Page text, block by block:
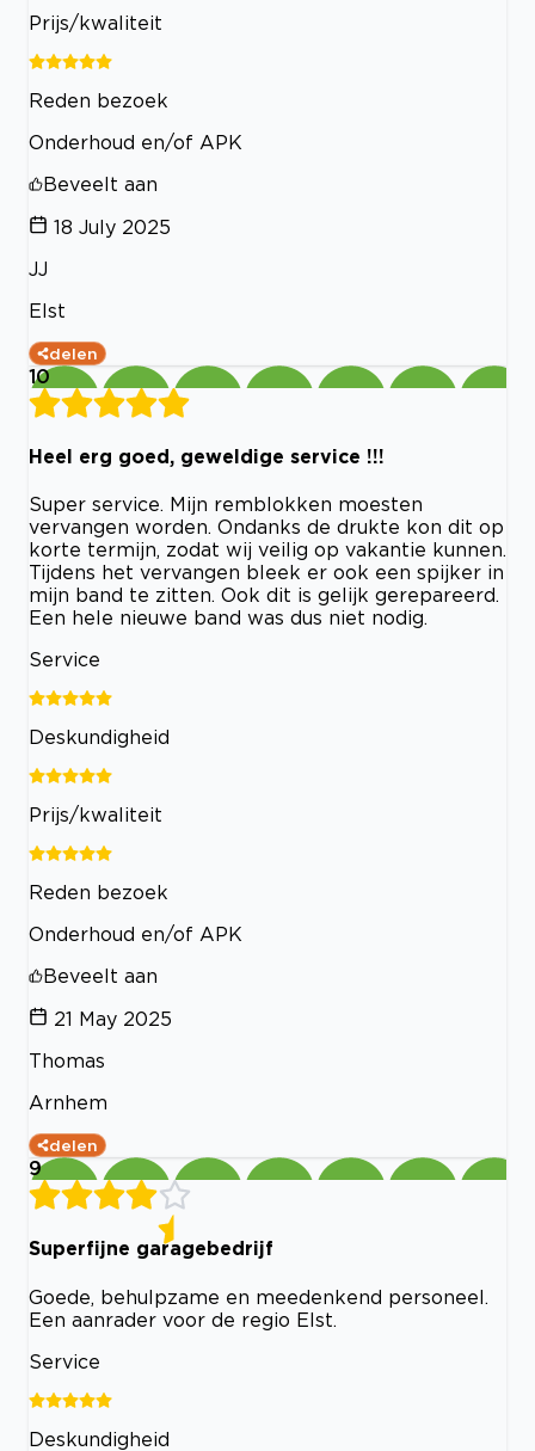
Prijs/kwaliteit
Reden bezoek
Onderhoud en/of APK
Beveelt aan
18 July 2025
JJ
Elst
delen
10
Heel erg goed, geweldige service !!!
Super service. Mijn remblokken moesten
vervangen worden. Ondanks de drukte kon dit op
korte termijn, zodat wij veilig op vakantie kunnen.
Tijdens het vervangen bleek er ook een spijker in
mijn band te zitten. Ook dit is gelijk gerepareerd.
Een hele nieuwe band was dus niet nodig.
Service
Deskundigheid
Prijs/kwaliteit
Reden bezoek
Onderhoud en/of APK
Beveelt aan
21 May 2025
Thomas
Arnhem
delen
9
Superfijne garagebedrijf
Goede, behulpzame en meedenkend personeel.
Een aanrader voor de regio Elst.
Service
Deskundigheid